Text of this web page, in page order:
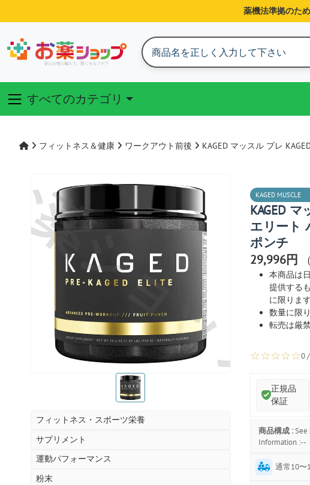
薬機法準拠のた
すべてのカテゴリ
フィットネス＆健康 ワークアウト前後 KAGED マッスル プレ
ショップ
お薬ショップ
フィットネス・スポーツ栄養
サプリメント
運動パフォーマンス
粉末
KAGED MUSCLE
KAGED マ
エリート
ポンチ
29,996円
本商品は
提供する
に限ります
数量に限
転売は厳禁
☆☆☆☆☆0
正規品
保証
商品構成 : See
Information :--
通常10〜